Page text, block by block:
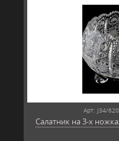
Арт: J34/
Салатник на 3-х